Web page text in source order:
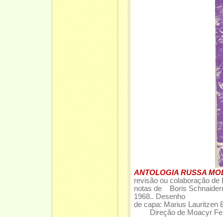
ANTOLOGIA RUSSA
revisão ou colaboração
notas de Boris
1968.. Desenho
de capa: Marius Lauritzen
Direção de Moacyr